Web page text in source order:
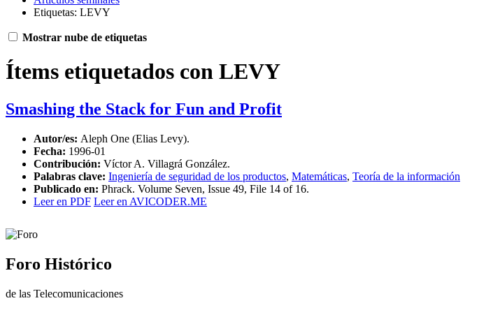
Etiquetas: LEVY
Mostrar nube de etiquetas
Ítems etiquetados con LEVY
Smashing the Stack for Fun and Profit
Autor/es: Aleph One (Elias Levy).
Fecha: 1996-01
Contribución: Víctor A. Villagrá González.
Palabras clave: Ingeniería de seguridad de los productos, Matemáticas, Teoría de la información
Publicado en: Phrack. Volume Seven, Issue 49, File 14 of 16.
Leer en PDF Leer en AVICODER.ME
Foro Histórico
de las Telecomunicaciones